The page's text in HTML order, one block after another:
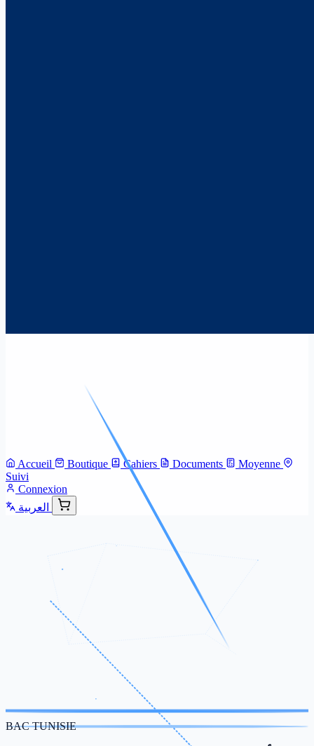
Accueil Boutique Cahiers Documents
Moyenne
Suivi
Connexion
العربية
BAC TUNISIE